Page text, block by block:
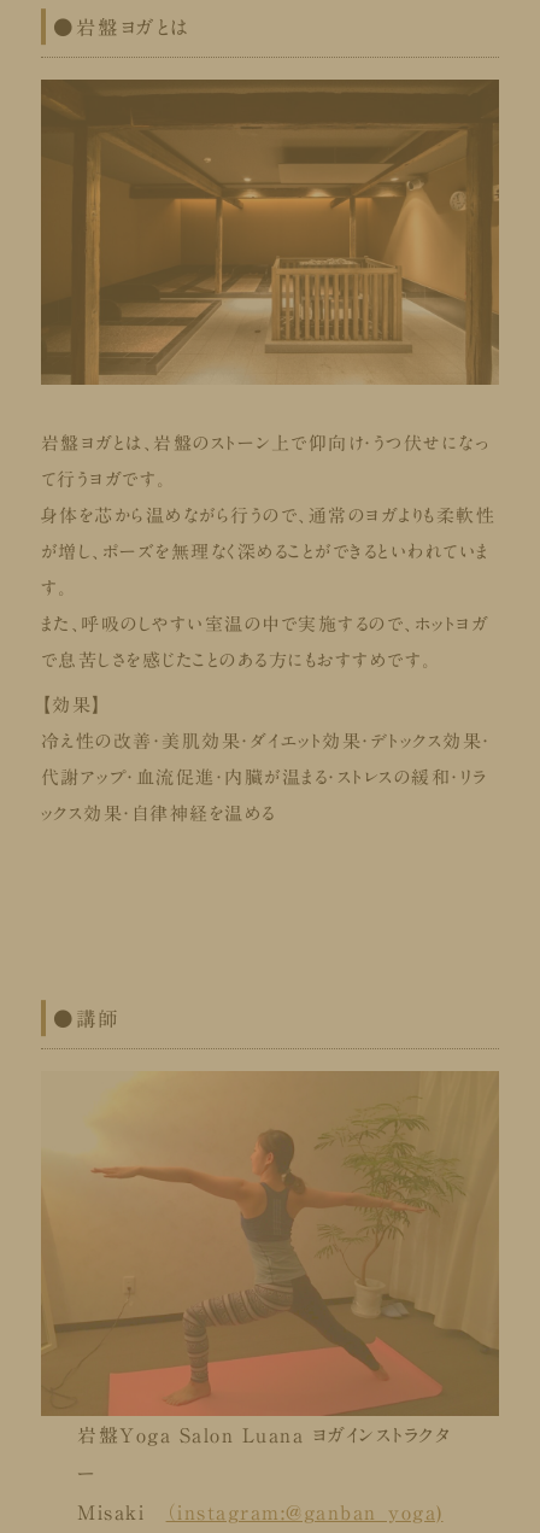
●岩盤ヨガとは
岩盤ヨガとは、岩盤のストーン上で仰向け・うつ伏せになっ
て行うヨガです。
身体を芯から温めながら行うので、通常のヨガよりも柔軟性
が増し、ポーズを無理なく深めることができるといわれていま
す。
また、呼吸のしやすい室温の中で実施するので、ホットヨガ
で息苦しさを感じたことのある方にもおすすめです。
【効果】
冷え性の改善・美肌効果・ダイエット効果・デトックス効果・
代謝アップ・血流促進・内臓が温まる・ストレスの緩和・リラ
ックス効果・自律神経を温める
●講師
岩盤Yoga Salon Luana ヨガインストラクタ
ー
Misaki
（instagram:@ganban_yoga)